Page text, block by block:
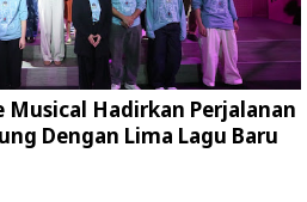
Musical Hadirkan Perjalanan
Dengan Lima Lagu Baru